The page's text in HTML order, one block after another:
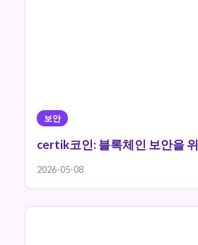
보안
certik코인: 블록체인 보안을
2026-05-08